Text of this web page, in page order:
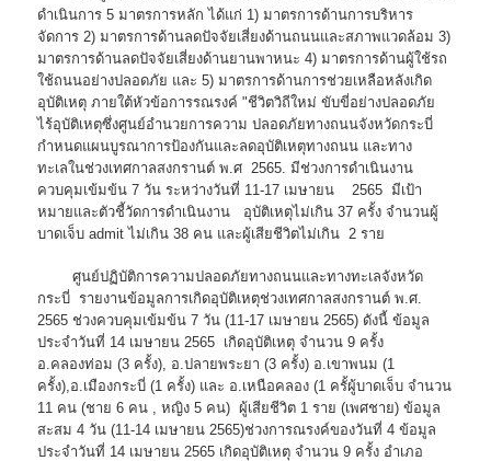
ดำเนินการ 5 มาตรการหลัก ได้แก่ 1) มาตรการด้านการบริหาร
จัดการ 2) มาตรการด้านลดปัจจัยเสี่ยงด้านถนนและสภาพแวดล้อม 3)
มาตรการด้านลดปัจจัยเสี่ยงด้านยานพาหนะ 4) มาตรการด้านผู้ใช้รถ
ใช้ถนนอย่างปลอดภัย และ 5) มาตรการด้านการช่วยเหลือหลังเกิด
อุบัติเหตุ ภายใต้หัวข้อการรณรงค์ "ชีวิตวิถีใหม่ ขับขี่อย่างปลอดภัย
ไร้อุบัติเหตุซึ่งศูนย์อำนวยการความ ปลอดภัยทางถนนจังหวัดกระบี่
กำหนดแผนบูรณาการป้องกันและลดอุบัติเหตุทางถนน และทาง
ทะเลในช่วงเทศกาลสงกรานต์ พ.ศ 2565. มีช่วงการดำเนินงาน
ควบคุมเข้มข้น 7 วัน ระหว่างวันที่ 11-17 เมษายน 2565 มีเป้า
หมายและตัวชี้วัดการดำเนินงาน อุบัติเหตุไม่เกิน 37 ครั้ง จำนวนผู้
บาดเจ็บ admit ไม่เกิน 38 คน และผู้เสียชีวิตไม่เกิน 2 ราย
ศูนย์ปฏิบัติการความปลอดภัยทางถนนและทางทะเลจังหวัด
กระบี่ รายงานข้อมูลการเกิดอุบัติเหตุช่วงเทศกาลสงกรานต์ พ.ศ.
2565 ช่วงควบคุมเข้มข้น 7 วัน (11-17 เมษายน 2565) ดังนี้ ข้อมูล
ประจำวันที่ 14 เมษายน 2565 เกิดอุบัติเหตุ จำนวน 9 ครั้ง
อ.คลองท่อม (3 ครั้ง), อ.ปลายพระยา (3 ครั้ง) อ.เขาพนม (1
ครั้ง),อ.เมืองกระบี่ (1 ครั้ง) และ อ.เหนือคลอง (1 ครั้ผู้บาดเจ็บ จำนวน
11 คน (ชาย 6 คน , หญิง 5 คน) ผู้เสียชีวิต 1 ราย (เพศชาย) ข้อมูล
สะสม 4 วัน (11-14 เมษายน 2565)ช่วงการณรงค์ของวันที่ 4 ข้อมูล
ประจำวันที่ 14 เมษายน 2565 เกิดอุบัติเหตุ จำนวน 9 ครั้ง อำเภอ